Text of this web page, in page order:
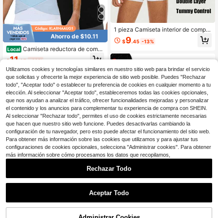
Ahorro de $10.11
Local Camiseta reductora de compr
esión, top sin costuras para entrena
a, ropa interior moldeadora para ho
mbres, ajuste ceñido, calcetines de
vestir para hombres
$11.97 -46%
1 pieza Camiseta interior de compre
sión para hombre, top tipo tank top
adelgazante
$9.45 -13%
t, sports sleeveless top, moisture-wi
cking, breathable and quick-drying,
16
1
Utilizamos cookies y tecnologías similares en nuestro sitio web para brindar el servicio
que solicitas y ofrecerte la mejor experiencia de sitio web posible. Puedes "Rechazar
todo", "Aceptar todo" o establecer tu preferencia de cookies en cualquier momento a tu
elección. Al seleccionar "Aceptar todo", estableceremos todas las cookies opcionales,
que nos ayudan a analizar el tráfico, ofrecer funcionalidades mejoradas y personalizar
el contenido y los anuncios para complementar tu experiencia de compra con SHEIN.
Al seleccionar "Rechazar todo", permites el uso de cookies estrictamente necesarias
que hacen que nuestro sitio web funcione. Puedes desactivarlas cambiando la
configuración de tu navegador, pero esto puede afectar el funcionamiento del sitio web.
Para obtener más información sobre las cookies que utilizamos y para ajustar tus
configuraciones de cookies opcionales, selecciona "Administrar cookies". Para obtener
más información sobre cómo procesamos los datos que recopilamos,
Rechazar Todo
Aceptar Todo